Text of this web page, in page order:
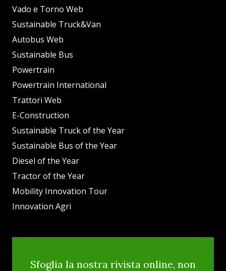
Vado e Torno Web
Sustainable Truck&Van
Autobus Web
Sustainable Bus
Powertrain
Powertrain International
Trattori Web
E-Construction
Sustainable Truck of the Year
Sustainable Bus of the Year
Diesel of the Year
Tractor of the Year
Mobility Innovation Tour
Innovation Agri
Sfoglia la nostra rivista online, non